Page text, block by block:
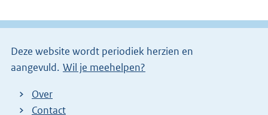
l
n
Deze website wordt periodiek herzien en
aangevuld. Wil je meehelpen?
Over
Contact